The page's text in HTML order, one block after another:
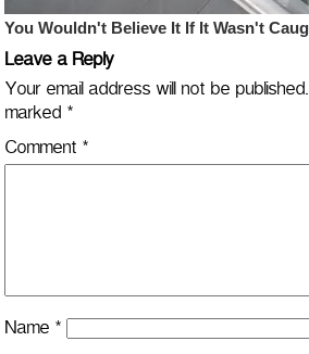
Leave a Reply
Your email address will not be published.
marked *
Comment *
Name *